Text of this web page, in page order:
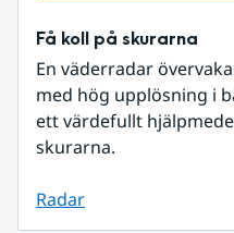
Få koll på skurarna
En väderradar
med hög upplösning i
ett värdefullt
skurarna.
Radar